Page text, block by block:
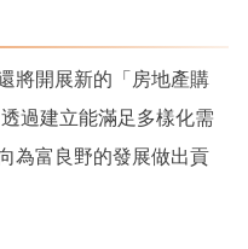
將開展新的「房地產購
過建立能滿足多樣化需
為富良野的發展做出貢